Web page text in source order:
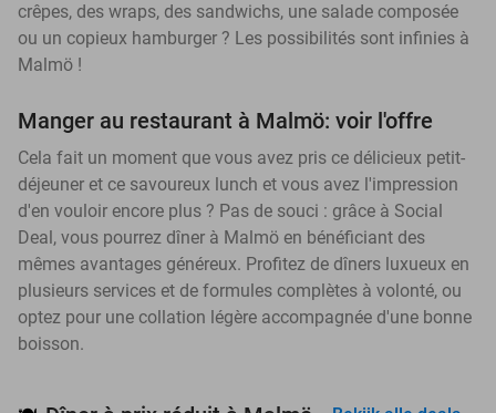
crêpes, des wraps, des sandwichs, une salade composée
ou un copieux hamburger ? Les possibilités sont infinies à
Malmö !
Manger au restaurant à Malmö: voir l'offre
Cela fait un moment que vous avez pris ce délicieux petit-
déjeuner et ce savoureux lunch et vous avez l'impression
d'en vouloir encore plus ? Pas de souci : grâce à Social
Deal, vous pourrez dîner à Malmö en bénéficiant des
mêmes avantages généreux. Profitez de dîners luxueux en
plusieurs services et de formules complètes à volonté, ou
optez pour une collation légère accompagnée d'une bonne
boisson.